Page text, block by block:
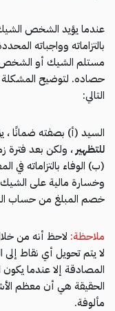
عندما يؤيد الشخص
بالتزاماته وواجباته
مستلم الشيك أو
حصاده. لتوضيح المشكلة
التالي:
السيد (أ) بصفته ضمانًا ،
للتظهير، ولكن بعد فترة
(ب) الوفاء بالتزاماته
وخسارة مالية على
خصم المبلغ من حساب
ملاحظة: لاحظ أنه من
لا يتم تحويل أي نقاط
المصادقة إلا عندما
الحقيقة هي أن معظم
مألوفة.